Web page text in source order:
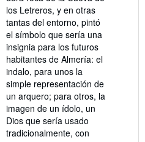
los Letreros, y en otras
tantas del entorno, pintó
el símbolo que sería una
insignia para los futuros
habitantes de Almería: el
indalo, para unos la
simple representación de
un arquero; para otros, la
imagen de un ídolo, un
Dios que sería usado
tradicionalmente, con